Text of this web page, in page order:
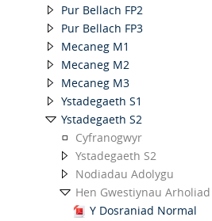
Pur Bellach FP2
Pur Bellach FP3
Mecaneg M1
Mecaneg M2
Mecaneg M3
Ystadegaeth S1
Ystadegaeth S2
Cyfranogwyr
Ystadegaeth S2
Nodiadau Adolygu
Hen Gwestiynau
Y Dosraniad Normal